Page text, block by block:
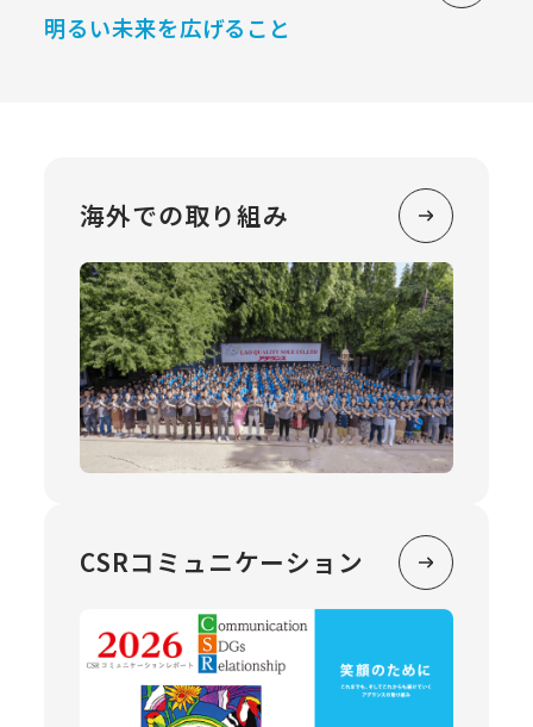
明るい未来を広げること
海外での取り組み
CSRコミュニケーション